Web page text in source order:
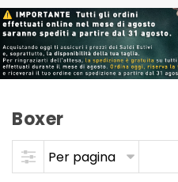
Skip to content
Boxer
Per pagina